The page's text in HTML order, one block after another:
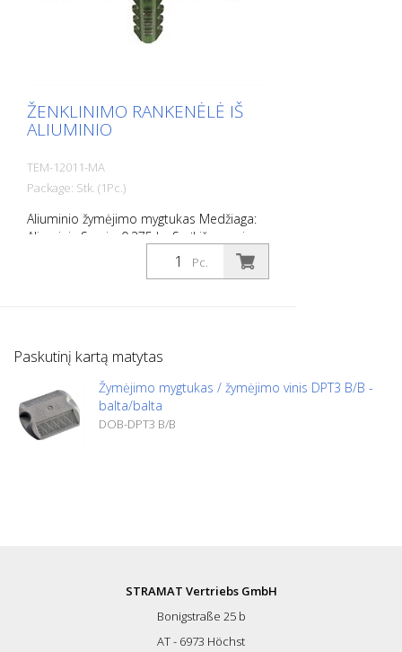
ŽENKLINIMO RANKENĖLĖ IŠ
ALIUMINIO
TEM-12011-MA
Package: Stk. (1Pc.)
Aliuminio žymėjimo mygtukas Medžiaga:
Aliuminis Svoris: 0,375 kg Su įkišamuoju
velenu ø 20 mm L 50 mm Lengvam
automobilių stovėjimo aikštelių ar
Pc.
Paskutinį kartą matytas
Žymėjimo mygtukas / žymėjimo vinis DPT3 B/B -
balta/balta
DOB-DPT3 B/B
STRAMAT Vertriebs GmbH
Bonigstraße 25 b
AT - 6973 Höchst